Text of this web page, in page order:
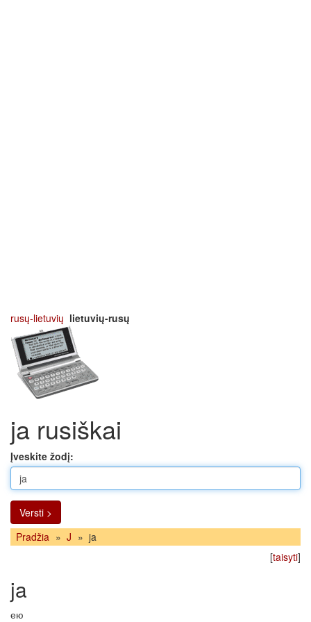
rusų-lietuvių lietuvių-rusų
ja rusiškai
Įveskite žodį:
Versti >
Pradžia » J » ja
[taisyti]
ja
ею